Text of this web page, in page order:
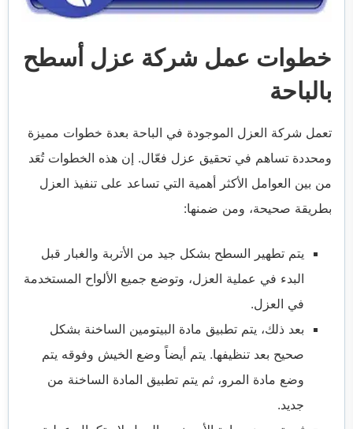
خطوات عمل شركة عزل أسطح
بالباحة
تعمل شركة العزل الموجودة في الباحة بعدة خطوات مميزة
ومحددة تساهم في تحقيق عزل فعّال. إن هذه الخطوات تُعَد
من بين العوامل الأكثر أهمية التي تساعد على تنفيذ العزل
بطريقة صحيحة، ومن ضمنها:
يتم تطهير السطح بشكل جيد من الأتربة والغبار قبل
البدء في عملية العزل، وتوضع جميع الألواح المستخدمة
في العزل.
بعد ذلك، يتم تطبيق مادة البيتومين الساخنة بشكل
صحيح بعد تنظيفها. يتم أيضاً وضع الخيش وفوقه يتم
وضع مادة المرو، ثم يتم تطبيق المادة الساخنة من
جديد.